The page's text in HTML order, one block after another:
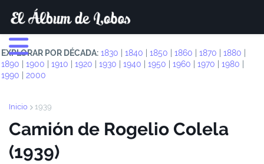
EXPLORAR POR DÉCADA: 1830 1840 1850 1860 1870 1880
1890
1900 1910 1920 1930 1940 1950 1960 1970 1980
1990
2000
Inicio 1939
Camión de Rogelio Colela
(1939)